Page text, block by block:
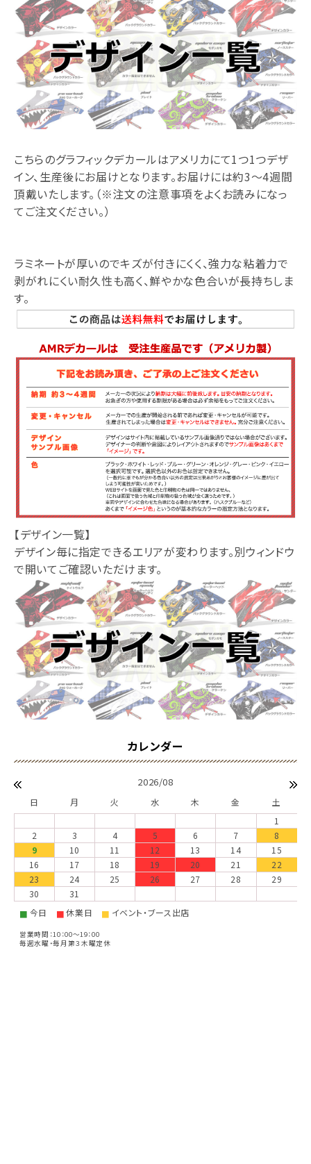
こちらのグラフィックデカールはアメリカにて1つ1つデザ
イン、生産後にお届けとなります。お届けには約3～4週間
頂戴いたします。（※注文の注意事項をよくお読みになっ
てご注文ください。）
ラミネートが厚いのでキズが付きにくく、強力な粘着力で
剥がれにくい耐久性も高く、鮮やかな色合いが長持ちしま
す。
【デザイン一覧】
デザイン毎に指定できるエリアが変わります。別ウィンドウ
で開いてご確認いただけます。
2026/08
日 月 火 水 木 金
土
1
2
3 4 5 6 7
8
9
10 11 12 13 14
15
16
17 18 19 20 21
22
23
24 25 26 27 28
29
30
31
■ 今日 ■休業日 ■ イベント・ブース出店
営業時間：10：00～19：00
毎週水曜・毎月第３木曜定休